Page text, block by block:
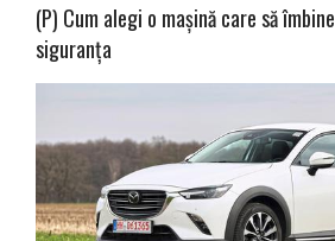
(P) Cum alegi o mașină care să
siguranța